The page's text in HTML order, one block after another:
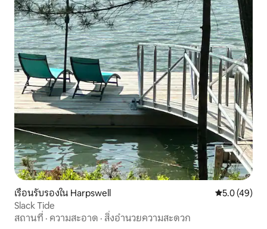
เรือนรับรองใน Harpswell คะแนนเฉลี่ย
5.0 (49)
Slack Tide
สถานที่ · ความสะอาด · สิ่งอำนวยความสะดวก